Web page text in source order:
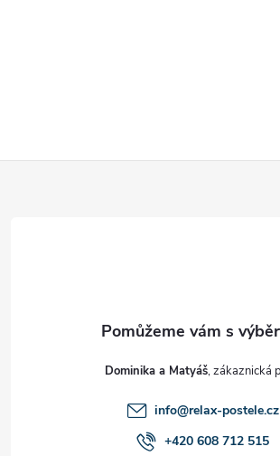
Dominika a Matyáš
info@relax-postele.cz
+420 608 712 515